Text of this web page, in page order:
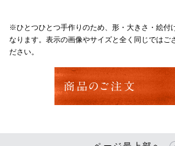
※ひとつひとつ手作りのため、形・大きさ・絵付
なります。表示の画像やサイズと全く同じではご
ださい。
商品のご注文